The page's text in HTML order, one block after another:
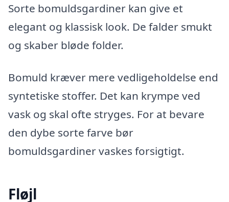
Sorte bomuldsgardiner kan give et
elegant og klassisk look. De falder smukt
og skaber bløde folder.
Bomuld kræver mere vedligeholdelse end
syntetiske stoffer. Det kan krympe ved
vask og skal ofte stryges. For at bevare
den dybe sorte farve bør
bomuldsgardiner vaskes forsigtigt.
Fløjl